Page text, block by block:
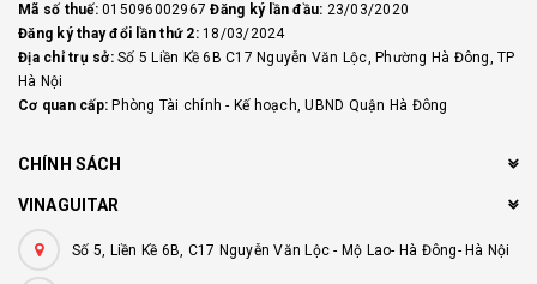
Mã số thuế:015096002967Đăng ký lần đầu: 23/03/2020
Đăng ký thay đổi lần thứ 2:18/03/2024
Địa chỉ trụ sở:Số 5 Liền Kề 6B C17 Nguyễn Văn Lộc, Phường Hà Đông, TP
Hà Nội
Cơ quan cấp: Phòng Tài chính - Kế hoạch, UBND Quận Hà Đông
CHÍNH SÁCH
VINAGUITAR
Số 5, Liền Kề 6B, C17 Nguyễn Văn Lộc - Mộ Lao- Hà Đông- Hà Nội